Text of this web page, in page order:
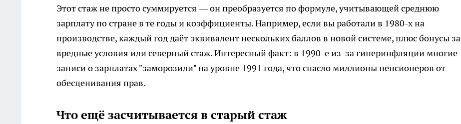
Этот стаж не просто суммируется — он преобразуется по формуле, учитывающей среднюю
зарплату по стране в те годы и коэффициенты. Например, если вы работали в 1980-х на
производстве, каждый год даёт эквивалент нескольких баллов в новой системе, плюс бонусы за
вредные условия или северный стаж. Интересный факт: в 1990-е из-за гиперинфляции многие
записи о зарплатах "заморозили" на уровне 1991 года, что спасло миллионы пенсионеров от
обесценивания прав.
Что ещё засчитывается в старый стаж